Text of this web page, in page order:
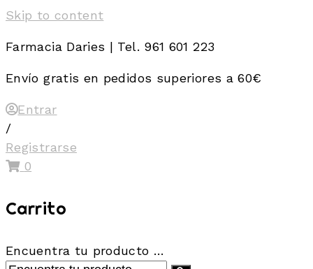
Skip to content
Farmacia Daries | Tel. 961 601 223
Envío gratis en pedidos superiores a 60€
Entrar
/
Registrarse
0
Carrito
Encuentra tu producto …